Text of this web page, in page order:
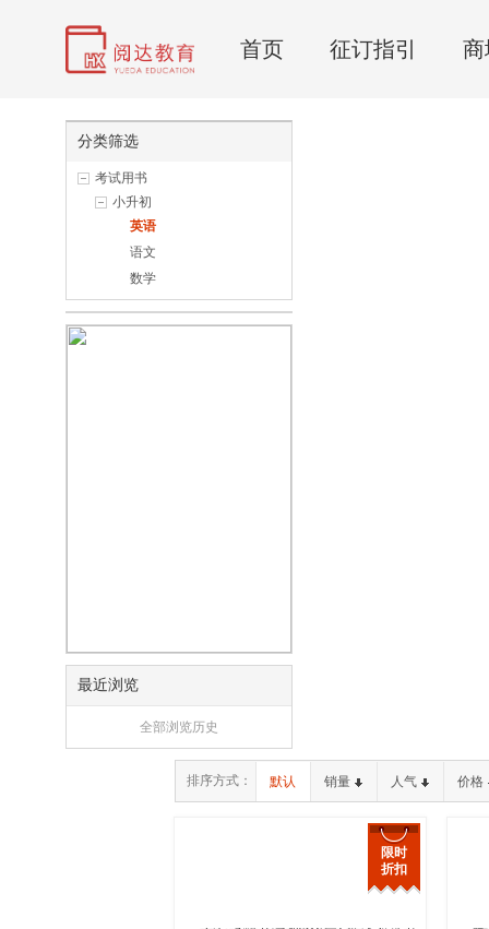
首页 征订指引 商
分类筛选
考试用书
小升初
英语
语文
数学
最近浏览
全部浏览历史
排序方式： 默认 销量 人气 价格
限时
折扣